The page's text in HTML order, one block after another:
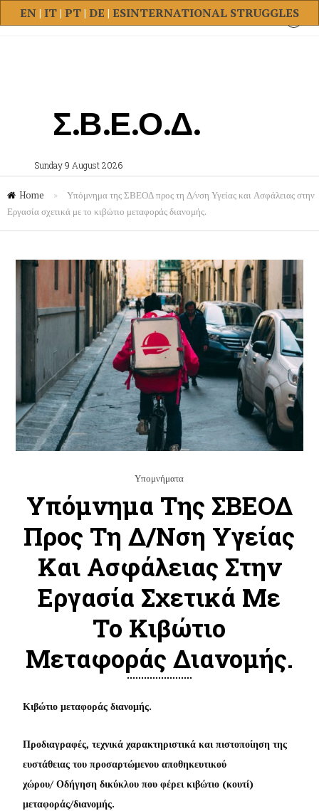
INTERNATIONAL STRUGGLES
EN| IT| PT| DE | ES
Σ.Β.Ε.Ο.Δ.
Sunday 9 August 2026
Home »
Υπόμνημα της ΣΒΕΟΔ προς τη Δ/νση Υγείας και Ασφάλειας στην
Εργασία σχετικά με το κιβώτιο μεταφοράς διανομής.
Υπομνήματα
Υπόμνημα Της ΣΒΕΟΔ
Προς Τη Δ/νση Υγείας
Και Ασφάλειας Στην
Εργασία Σχετικά Με
Το Κιβώτιο
Μεταφοράς Διανομής.
Κιβώτιο μεταφοράς διανομής.
Προδιαγραφές, τεχνικά χαρακτηριστικά και πιστοποίηση της
ευστάθειας του προσαρτώμενου αποθηκευτικού
χώρου/ Οδήγηση δικύκλου που φέρει κιβώτιο (κουτί)
μεταφοράς/διανομής.